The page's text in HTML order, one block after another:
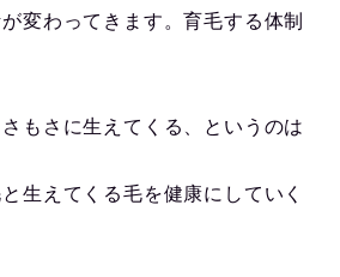
変わってきます。育毛する体制
もさに生えてくる、というのは
生えてくる毛を健康にしていく